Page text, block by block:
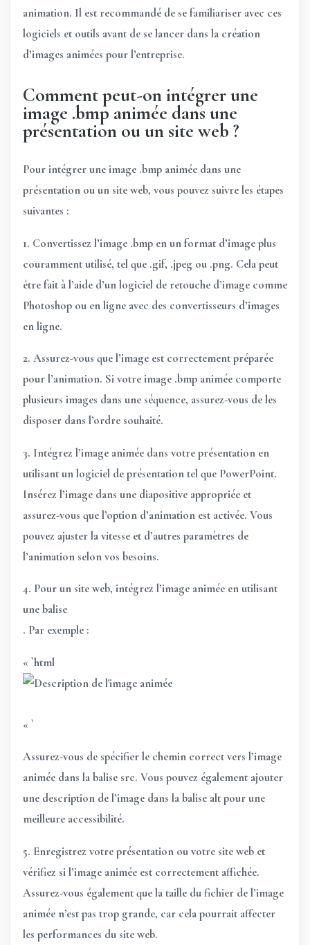
animation. Il est recommandé de se familiariser avec ces
logiciels et outils avant de se lancer dans la création
d’images animées pour l’entreprise.
Comment peut-on intégrer une
image .bmp animée dans une
présentation ou un site web ?
Pour intégrer une image .bmp animée dans une
présentation ou un site web, vous pouvez suivre les étapes
suivantes :
1. Convertissez l’image .bmp en un format d’image plus
couramment utilisé, tel que .gif, .jpeg ou .png. Cela peut
être fait à l’aide d’un logiciel de retouche d’image comme
Photoshop ou en ligne avec des convertisseurs d’images
en ligne.
2. Assurez-vous que l’image est correctement préparée
pour l’animation. Si votre image .bmp animée comporte
plusieurs images dans une séquence, assurez-vous de les
disposer dans l’ordre souhaité.
3. Intégrez l’image animée dans votre présentation en
utilisant un logiciel de présentation tel que PowerPoint.
Insérez l’image dans une diapositive appropriée et
assurez-vous que l’option d’animation est activée. Vous
pouvez ajuster la vitesse et d’autres paramètres de
l’animation selon vos besoins.
4. Pour un site web, intégrez l’image animée en utilisant
une balise
. Par exemple :
« `html
« `
Assurez-vous de spécifier le chemin correct vers l’image
animée dans la balise src. Vous pouvez également ajouter
une description de l’image dans la balise alt pour une
meilleure accessibilité.
5. Enregistrez votre présentation ou votre site web et
vérifiez si l’image animée est correctement affichée.
Assurez-vous également que la taille du fichier de l’image
animée n’est pas trop grande, car cela pourrait affecter
les performances du site web.